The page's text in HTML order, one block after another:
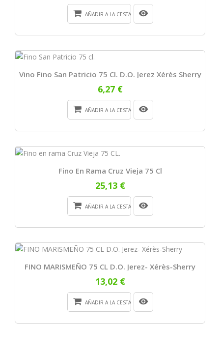
AÑADIR A LA CESTA
Vino Fino San Patricio 75 Cl. D.O. Jerez Xérès Sherry
6,27 €
AÑADIR A LA CESTA
Fino En Rama Cruz Vieja 75 Cl
25,13 €
AÑADIR A LA CESTA
FINO MARISMEÑO 75 CL D.O. Jerez- Xérès-Sherry
13,02 €
AÑADIR A LA CESTA